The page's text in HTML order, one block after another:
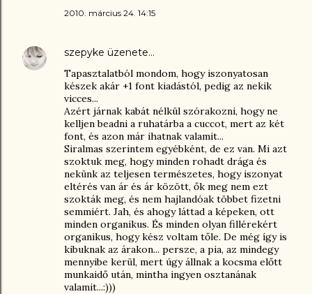
2010. március 24. 14:15
szepyke üzenete…
Tapasztalatból mondom, hogy iszonyatosan
készek akár +1 font kiadástól, pedig az nekik
vicces...
Azért járnak kabát nélkül szórakozni, hogy ne
kelljen beadni a ruhatárba a cuccot, mert az két
font, és azon már ihatnak valamit...
Siralmas szerintem egyébként, de ez van. Mi azt
szoktuk meg, hogy minden rohadt drága és
nekünk az teljesen természetes, hogy iszonyat
eltérés van ár és ár között, ők meg nem ezt
szokták meg, és nem hajlandóak többet fizetni
semmiért. Jah, és ahogy láttad a képeken, ott
minden organikus. És minden olyan fillérekért
organikus, hogy kész voltam tőle. De még így is
kibuknak az árakon... persze, a pia, az mindegy
mennyibe kerül, mert úgy állnak a kocsma előtt
munkaidő után, mintha ingyen osztanának
valamit...:)))